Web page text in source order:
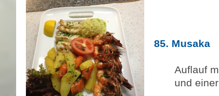
85. Musaka
Auflauf
und einer